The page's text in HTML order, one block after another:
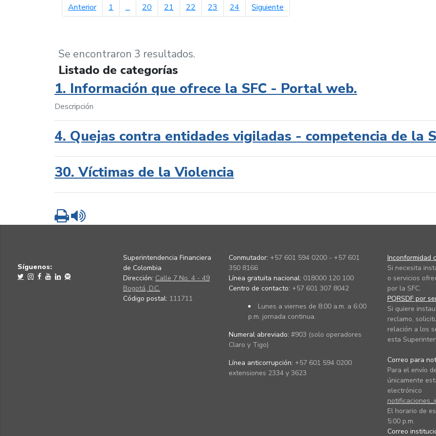
Anteriorpágina anterior
1 ... 20 21 22 23 24 Siguientepágina siguiente
Se encontraron 3 resultados.
Listado de categorías
1. Información que ofrece la SFC - Portal web.
Descripción
4. Quejas contra entidades vigiladas - competencia de la
30. Víctimas de la Violencia
Imprimir
Síguenos:
Superintendencia Financiera
de Colombia
Dirección: Calle 7 No. 4 - 49
Bogotá, D.C.
Código postal: 111711
Conmutador: +57 601 594 0200 - +57 601
350 8166
Línea gratuita nacional: 018000 120 100
Centro de contacto: +57 601 307 8042
Lunes a viernes de 8:00 a.m. a 6:00
p.m. jornada continua.
Numeral abreviado: #903 (solo operadores
Claro y Tigo)
Línea anticorrupción: +57 601 594 0200
extensiones 2334 y 3623
Inconformidad
Si necesita
o servicios
por la SFC.
PQRSDF por
Si quiere
reclamo,
relación a los
esta
Correo para
Para el envío
únicamente
electrónico
El horario de
5:00 p.m.
Correo